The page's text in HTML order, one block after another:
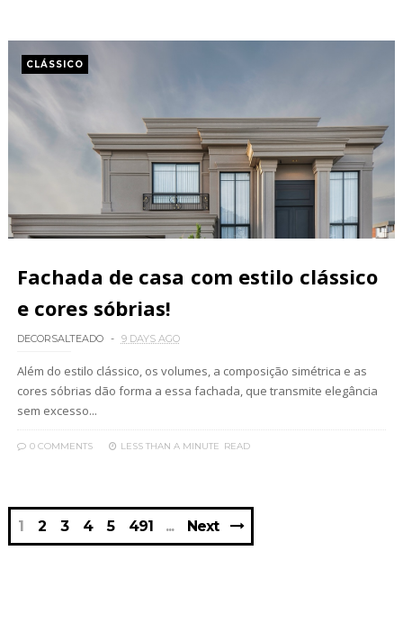
CLÁSSICO
Fachada de casa com estilo clássico
e cores sóbrias!
DECORSALTEADO 9 DAYS AGO
Além do estilo clássico, os volumes, a composição simétrica e as
cores sóbrias dão forma a essa fachada, que transmite elegância
sem excesso...
0 COMMENTS LESS THAN A MINUTE READ
1 2 3 4 5 491 Next